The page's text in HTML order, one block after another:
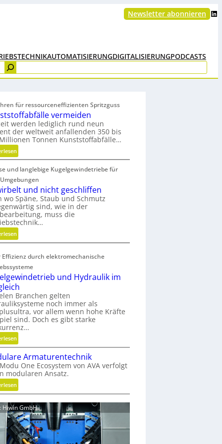
Newsletter abonnieren LinkedIn
AUTOMATISIERUNGDIGITALISIERUNGPODCASTS
für ressourceneffizienten Spritzguss
vermeiden
werden lediglich rund neun
der weltweit anfallenden 350 bis
Tonnen Kunststoffabfälle…
:
K
u
n
s
t
s
t
o
f
f
ä
l
e
v
e
r
m
e
i
d
e
n
und langlebige Kugelgewindetriebe für
und nicht geschliffen
wo Späne, Staub und Schmutz
sind, wie in der
muss die
:
G
i
r
b
e
l
t
u
d
n
i
c
h
t
g
e
s
c
h
Effizienz durch elektromechanische
und Hydraulik im
Branchen gelten
noch immer als
vor allem wenn hohe Kräfte
sind. Doch es gibt starke
:
K
u
g
e
l
g
e
w
i
n
d
Armaturentechnik
One Ecosystem von AVA verfolgt
modularen Ansatz.
:
M
o
d
u
l
a
Hiwin GmbH